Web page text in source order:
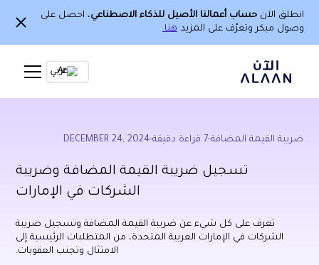
انطلق الآن حساب أعمالنا الأصيل للذكاء الاصطناعي، احصل على
وصول مبكر وتعرّف على المزيد هنا.
Ar
ضريبة القيمة المضافة-
7 قراءة دقيقة-
DECEMBER 24, 2024
تسجيل ضريبة القيمة المضافة وضريبة
الشركات في الإمارات
تعرف على كل شيء عن ضريبة القيمة المضافة وتسجيل ضريبة
الشركات في الإمارات العربية المتحدة، من المتطلبات الرئيسية إلى
الامتثال وتجنب العقوبات.